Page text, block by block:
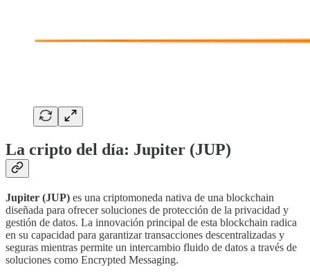
La cripto del día: Jupiter (JUP)
Jupiter (JUP) es una criptomoneda nativa de una blockchain
diseñada para ofrecer soluciones de protección de la privacidad y
gestión de datos. La innovación principal de esta blockchain radica
en su capacidad para garantizar transacciones descentralizadas y
seguras mientras permite un intercambio fluido de datos a través de
soluciones como Encrypted Messaging.